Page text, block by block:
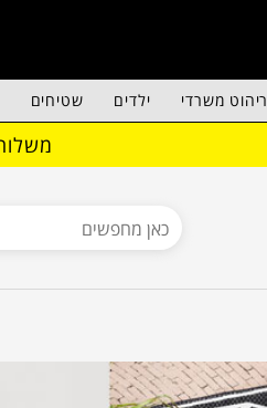
ריהוט משרדי ילדים שטיחים